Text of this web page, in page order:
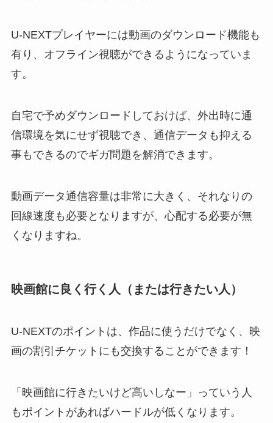
U-NEXTプレイヤーには動画のダウンロード機能も
有り、オフライン視聴ができるようになっていま
す。
自宅で予めダウンロードしておけば、外出時に通
信環境を気にせず視聴でき、通信データも抑える
事もできるのでギガ問題を解消できます。
動画データ通信容量は非常に大きく、それなりの
回線速度も必要となりますが、心配する必要が無
くなりますね。
映画館に良く行く人（または行きたい人）
U-NEXTのポイントは、作品に使うだけでなく、映
画の割引チケットにも交換することができます！
「映画館に行きたいけど高いしなー」っていう人
もポイントがあればハードルが低くなります。